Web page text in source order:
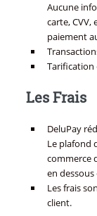
Aucune
carte,
paiement
Tarification
Les Frais
DeluPay
Le plafond
commerce
en dessous
Les frais
client.